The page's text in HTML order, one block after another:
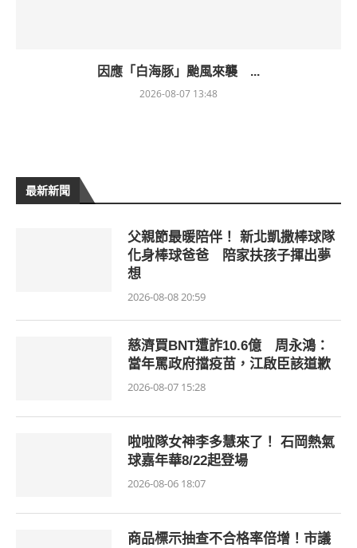
因應「白海豚」颱風來襲 ...
2026-08-07 13:48
最新新聞
父親節最暖陪伴！ 新北凱撒棒球隊
化身棒球爸爸 陪家扶孩子揮出夢
想
2026-08-08 20:59
慈濟買BNT遭詐10.6億 周永鴻：
當年罵政府擋疫苗，江啟臣該道歉
2026-08-07 15:28
啦啦隊女神李多慧來了！ 石岡熱氣
球嘉年華8/22起登場
2026-08-06 18:07
商品標示抽查不合格率倍增！市議